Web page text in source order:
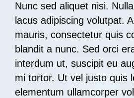
Nunc sed aliquet nisi.
lacus adipiscing volutpat.
mauris, consectetur quis
blandit a nunc. Sed orci
interdum ut, suscipit eu
mi tortor. Ut vel justo quis
elementum ullamcorper